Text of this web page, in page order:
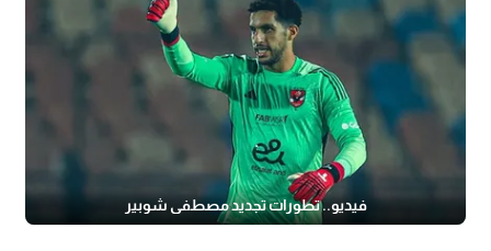
فيديو.. تطورات تجديد مصطفى شوبير